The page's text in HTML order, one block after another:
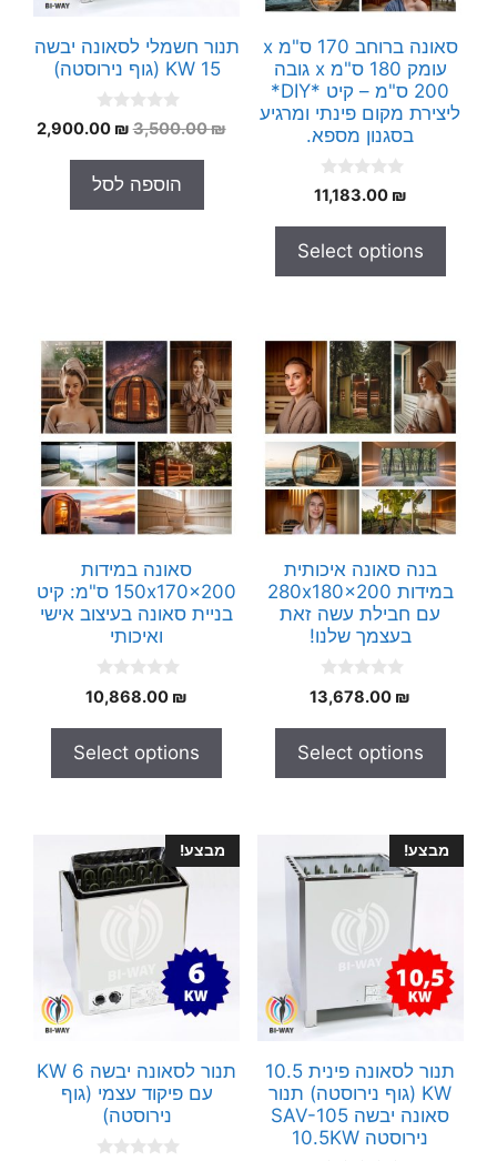
סאונה ברוחב 170 ס"מ x
עומק 180 ס"מ x גובה
200 ס"מ – קיט *DIY*
ליצירת מקום פינתי ומרגיע
בסגנון מספא.
0
o
o
5
11,183.00 ₪
Select options
תנור חשמלי לסאונה יבשה
15 KW (גוף נירוסטה)
0
o
o
5
3,500.00₪
המחיר
היה:
3,500.00 ₪.
2,900.00 ₪
הוספה לסל
בנה סאונה איכותית
במידות 280x180x200
עם חבילת עשה זאת
בעצמך שלנו!
0
o
o
5
13,678.00 ₪
Select options
סאונה במידות
150x170x200 ס"מ: קיט
בניית סאונה בעיצוב אישי
ואיכותי
0
o
o
5
10,868.00 ₪
Select options
מבצע!
תנור לסאונה פינית 10.5
KW (גוף נירוסטה) תנור
סאונה יבשה SAV-105
נירוסטה 10.5KW
מבצע!
תנור לסאונה יבשה 6 KW
עם פיקוד עצמי (גוף
נירוסטה)